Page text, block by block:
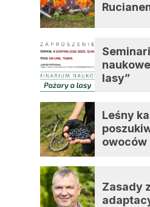
lasy”
Leśny
owoców
Zasady